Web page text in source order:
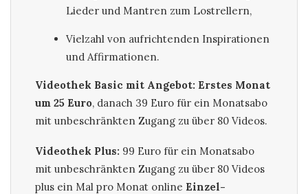
Lieder und Mantren zum Lostrellern,
Vielzahl von aufrichtenden Inspirationen
und Affirmationen.
Videothek Basic mit Angebot: Erstes Monat
um 25 Euro, danach 39 Euro für ein Monatsabo
mit unbeschränkten Zugang zu über 80 Videos.
Videothek Plus: 99 Euro für ein Monatsabo
mit unbeschränkten Zugang zu über 80 Videos
plus ein Mal pro Monat online Einzel-